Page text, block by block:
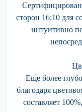
сторон 16:10 для
интуитивно
Еще более
благодаря
составляет